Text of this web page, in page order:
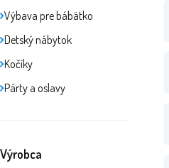
Výbava pre bábätko
Detský nábytok
Kočíky
Párty a oslavy
Výrobca